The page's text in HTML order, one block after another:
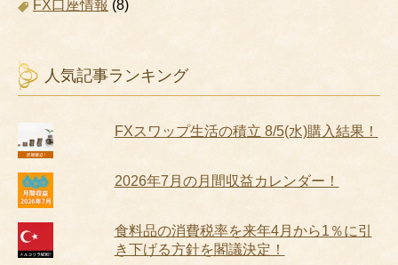
FX口座情報 (8)
人気記事ランキング
FXスワップ生活の積立 8/5(水)購入結果！
2026年7月の月間収益カレンダー！
食料品の消費税率を来年4月から1％に引
き下げる方針を閣議決定！